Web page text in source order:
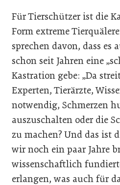
Für Tierschützer ist die
Form extreme
sprechen davon, dass es
schon seit Jahren eine
Kastration gebe: „Da
Experten, Tierärzte,
notwendig, Schmerzen
auszuschalten oder die
zu machen? Und das ist
wir noch ein paar Jahre
wissenschaftlich
erlangen, was auch für